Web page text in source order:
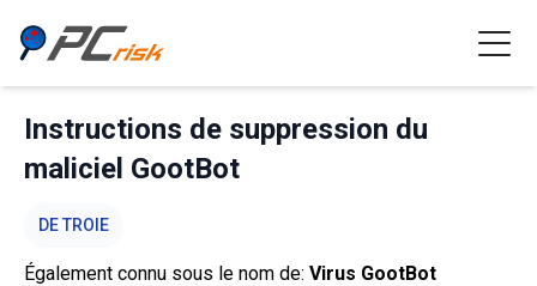
Instructions de suppression du
maliciel GootBot
DE TROIE
Également connu sous le nom de: Virus GootBot